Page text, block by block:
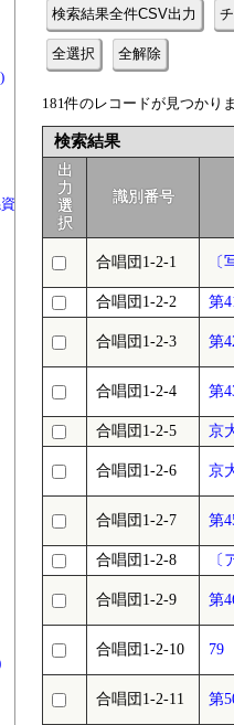
料(20)
検索結果全件CSV出力
全選択 全解除
181件のレコードが見つかり
検索結果
出
力
選
択
識別番号
合唱団1-2-1 〔
合唱団1-2-2 第
合唱団1-2-3 第
合唱団1-2-4 第
合唱団1-2-5 京
合唱団1-2-6 京
合唱団1-2-7 第
合唱団1-2-8 〔
合唱団1-2-9 第
合唱団1-2-10 79
合唱団1-2-11 第